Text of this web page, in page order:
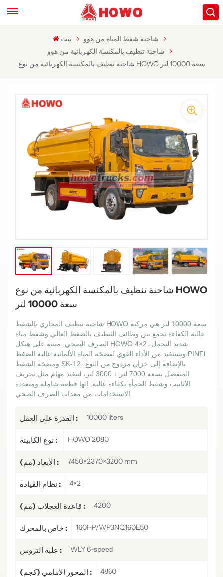
بيت
شاحنة شفط المياه من هوو
شاحنة تنظيف بالمكنسة الكهربائية من هوو
شاحنة تنظيف بالمكنسة الكهربائية من نوع HOWO سعة 10000 لتر
شاحنة تنظيف بالمكنسة الكهربائية من نوع HOWO
سعة 10000 لتر
شاحنة تنظيف المجاري بالشفط HOWO سعة 10000 لتر هي مركبة
عالية الكفاءة تجمع بين وظائف التنظيف بالضغط العالي وشفط مياه
الصرف الصحي. مبنية على هيكل HOWO 4×2 شديد التحمل،
وتستفيد من الأداء القوي لمضخة المياه الألمانية عالية الضغط PINFL
ومضخة الشفط SK-12، بالإضافة إلى خزان مزدوج من النوع
المنفصل بسعة 7000 لتر + 3000 لتر، لتنفيذ مهام مثل تجريف
الأنابيب وشفط الحمأة بكفاءة عالية. إنها قطعة شاملة ومتعددة
القدرة على العمل : 10000 liters
نوع الكابينة : HOWO 2080
الأبعاد (مم) : 7450×2370×3200 mm
نظام القيادة : 4×2
قاعدة العجلات (مم) : 4200
خاص بالمحرك : 160HP/WP3NQ160E50
علبة التروس : WLY 6-speed
المحور الأمامي (كجم) : 4860